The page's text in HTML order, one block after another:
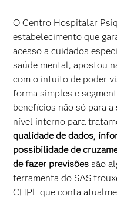
O Centro Hospitalar
estabelecimento que
acesso a cuidados
saúde mental, apostou
com o intuito de poder
forma simples e
benefícios não só para
nível interno para
qualidade de dados,
possibilidade de
de fazer previsõessão
ferramenta do SAS
CHPL que conta